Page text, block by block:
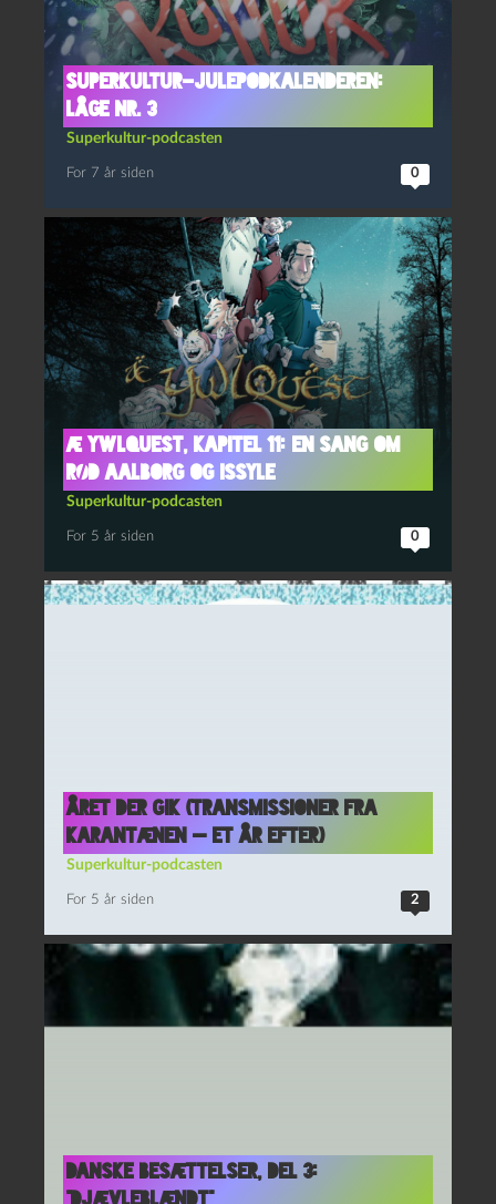
Superkultur-julepodkalenderen:
Låge nr. 3
Superkultur-podcasten
For 7 år siden 0
Æ YwlQuest, kapitel 11: En sang om
Rød Aalborg og issyle
Superkultur-podcasten
For 5 år siden 0
Året der gik (Transmissioner fra
karantænen — et år efter)
Superkultur-podcasten
For 5 år siden 2
Danske besættelser, del 3:
“Djævleblændt”